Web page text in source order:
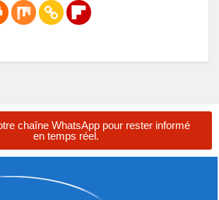
chaîne WhatsApp pour rester informé
en temps réel.